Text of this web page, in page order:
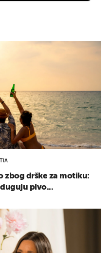
zbog drške za motiku:
duguju pivo...